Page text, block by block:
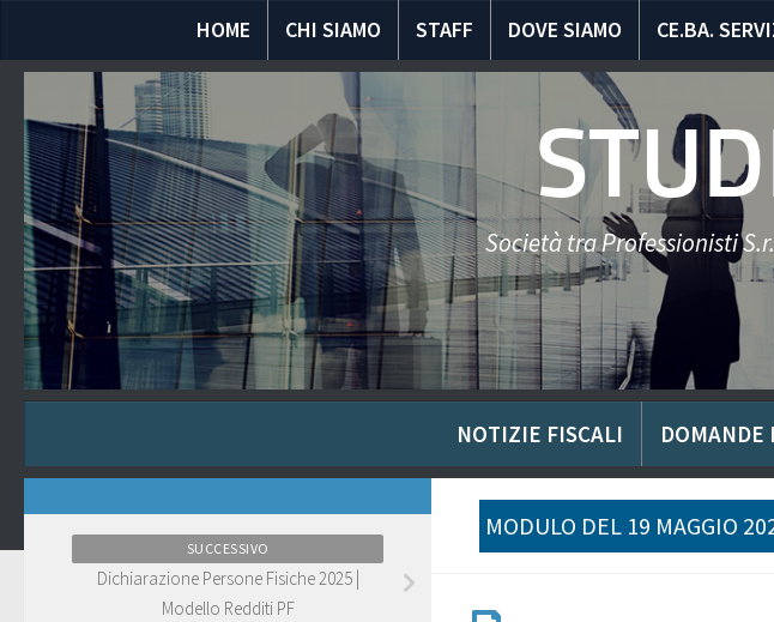
HOME CHI SIAMO STAFF DOVE SIAMO CE.BA.
Società tra Professionisti
NOTIZIE FISCALI DOMANDE
MODULO DEL 19 MAGGIO
SUCCESSIVO
Dichiarazione Persone Fisiche 2025 |
Modello Redditi PF